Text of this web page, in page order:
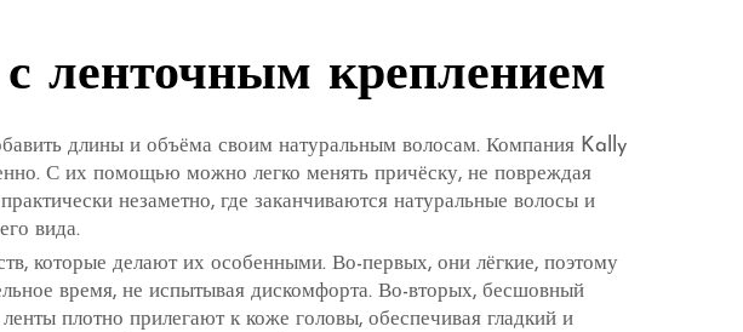
ленточным креплением
длины и объёма своим натуральным волосам. Компания Kally
С их помощью можно легко менять причёску, не повреждая
незаметно, где заканчиваются натуральные волосы и
вида.
которые делают их особенными. Во-первых, они лёгкие, поэтому
время, не испытывая дискомфорта. Во-вторых, бесшовный
плотно прилегают к коже головы, обеспечивая гладкий и